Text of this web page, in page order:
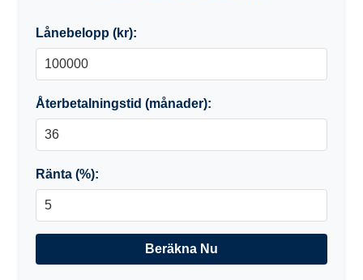
Lånebelopp (kr):
Återbetalningstid (månader):
Ränta (%):
Beräkna Nu